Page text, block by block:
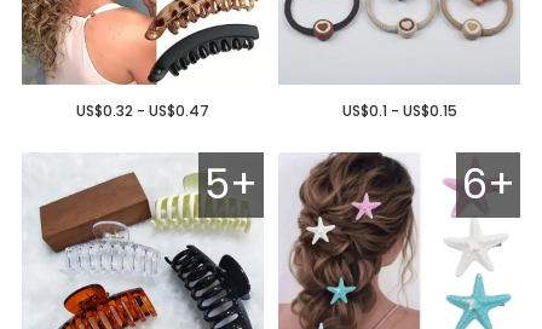
US$0.32 - US$0.47 US$0.1 - US$0.15
5+ 6+